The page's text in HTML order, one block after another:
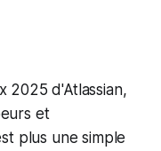
2025 d'Atlassian,
et
plus une simple